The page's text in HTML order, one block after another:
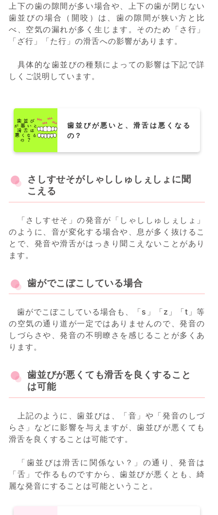
上下の歯の隙間が多い場合や、上下の歯が閉じない
歯並びの場合（開咬）は、歯の隙間が狭い方と比
べ、空気の漏れが多く生じます。そのため「さ行」
「ざ行」「た行」の滑舌への影響があります。
具体的な歯並びの種類によっての影響は下記で詳
しくご説明しています。
歯並びが悪いと、滑舌は悪くなる
の？
さしすせそがしゃししゅしぇしょに聞
こえる
「さしすせそ」の発音が「しゃししゅしぇしょ」
のように、音が変化する場合や、息が多く抜けるこ
とで、発音や滑舌がはっきり聞こえないことがあり
ます。
歯がでこぼこしている場合
歯がでこぼこしている場合も、「s」「z」「t」等
の空気の通り道が一定ではありませんので、発音の
しづらさや、発音の不明瞭さを感じることが多くあ
ります。
歯並びが悪くても滑舌を良くすること
は可能
上記のように、歯並びは、「音」や「発音のしづ
らさ」などに影響を与えますが、歯並びが悪くても
滑舌を良くすることは可能です。
「歯並びは滑舌に関係ない？」の通り、発音は
「舌」で作るものですから、歯並びが悪くとも、綺
麗な発音にすることは可能ということ。